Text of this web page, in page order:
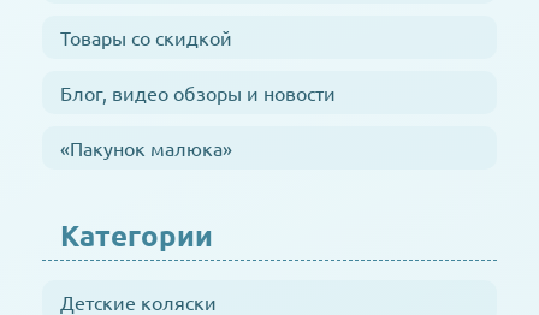
Товары со скидкой
Блог, видео обзоры и новости
«Пакунок малюка»
Категории
Детские коляски